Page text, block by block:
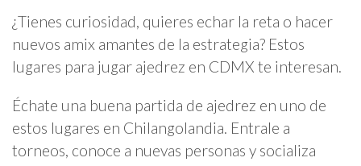
¿Tienes curiosidad, quieres echar la reta o hacer
nuevos amix amantes de la estrategia? Estos
lugares para jugar ajedrez en CDMX te interesan.
Échate una buena partida de ajedrez en uno de
estos lugares en Chilangolandia. Entrale a
torneos, conoce a nuevas personas y socializa